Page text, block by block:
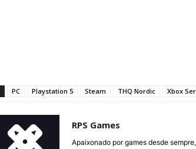
PC Playstation 5 Steam THQ Nordic Xbox
RPS Games
Apaixonado por games desde